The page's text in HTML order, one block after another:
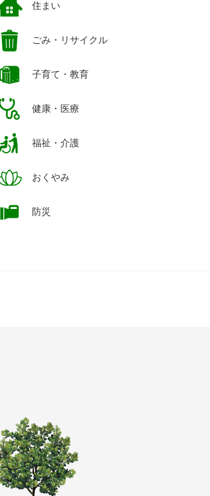
住まい
ごみ・リサイクル
子育て・教育
健康・医療
福祉・介護
おくやみ
防災